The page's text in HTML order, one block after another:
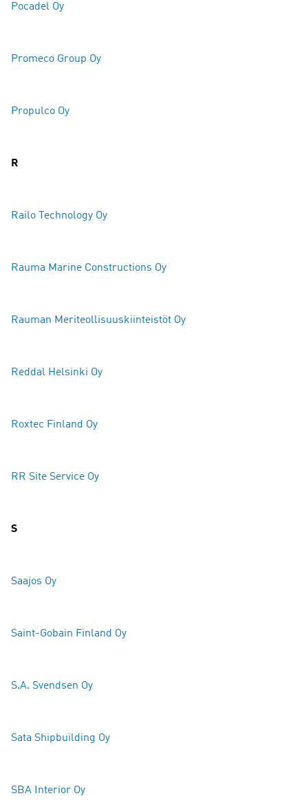
Pocadel Oy
Promeco Group Oy
Propulco Oy
R
Railo Technology Oy
Rauma Marine Constructions Oy
Rauman Meriteollisuuskiinteistöt Oy
Reddal Helsinki Oy
Roxtec Finland Oy
RR Site Service Oy
S
Saajos Oy
Saint-Gobain Finland Oy
S.A. Svendsen Oy
Sata Shipbuilding Oy
SBA Interior Oy